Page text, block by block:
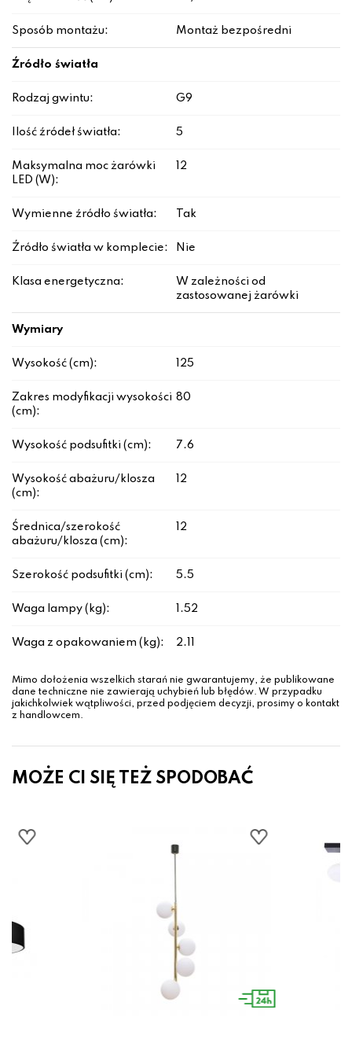
Sposób montażu: Montaż bezpośredni
Źródło światła
Rodzaj gwintu: G9
Ilość źródeł światła: 5
Maksymalna moc żarówki
LED (W):
12
Wymienne źródło światła: Tak
Źródło światła w komplecie: Nie
Klasa energetyczna:
W zależności od
zastosowanej żarówki
Wymiary
Wysokość (cm): 125
Zakres modyfikacji wysokości
(cm):
80
Wysokość podsufitki (cm): 7.6
Wysokość abażuru/klosza
(cm):
12
Średnica/szerokość
abażuru/klosza (cm):
12
Szerokość podsufitki (cm): 5.5
Waga lampy (kg): 1.52
Waga z opakowaniem (kg): 2.11
Mimo dołożenia wszelkich starań nie gwarantujemy, że publikowane
dane techniczne nie zawierają uchybień lub błędów. W przypadku
jakichkolwiek wątpliwości, przed podjęciem decyzji, prosimy o kontakt
z handlowcem.
MOŻE CI SIĘ TEŻ SPODOBAĆ